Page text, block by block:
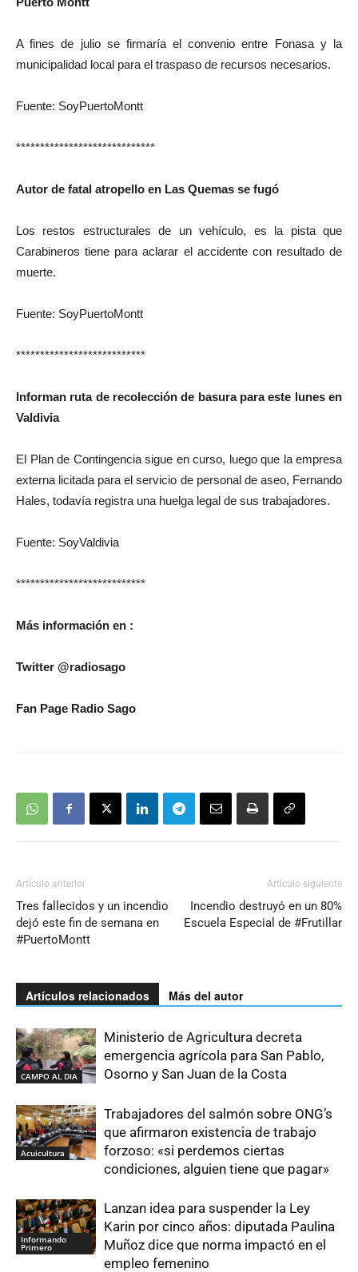
A fines de julio se firmaría el convenio entre Fonasa y la
municipalidad local para el traspaso de recursos necesarios.
Fuente: SoyPuertoMontt
*****************************
Autor de fatal atropello en Las Quemas se fugó
Los restos estructurales de un vehículo, es la pista que
Carabineros tiene para aclarar el accidente con resultado de
muerte.
Fuente: SoyPuertoMontt
***************************
Informan ruta de recolección de basura para este lunes en
Valdivia
El Plan de Contingencia sigue en curso, luego que la empresa
externa licitada para el servicio de personal de aseo, Fernando
Hales, todavía registra una huelga legal de sus trabajadores.
Fuente: SoyValdivia
***************************
Más información en :
Twitter @radiosago
Fan Page Radio Sago
Artículo anterior
Tres fallecidos y un incendio
dejó este fin de semana en
#PuertoMontt
Artículo siguiente
Incendio destruyó en un 80%
Escuela Especial de #Frutillar
Artículos relacionados Más del autor
CAMPO AL DIA
Ministerio de Agricultura decreta
emergencia agrícola para San Pablo,
Osorno y San Juan de la Costa
Acuicultura
Trabajadores del salmón sobre ONG’s
que afirmaron existencia de trabajo
forzoso: «si perdemos ciertas
condiciones, alguien tiene que pagar»
Informando
Primero
Lanzan idea para suspender la Ley
Karin por cinco años: diputada Paulina
Muñoz dice que norma impactó en el
empleo femenino